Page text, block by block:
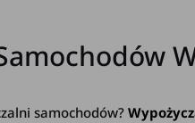
samochodów?